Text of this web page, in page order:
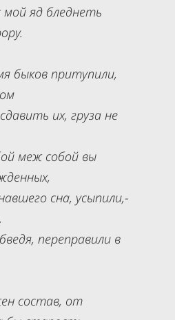
яд бледнеть
быков притупили,
их, груза не
меж собой вы
сна, усыпили,-
переправили в
состав, от